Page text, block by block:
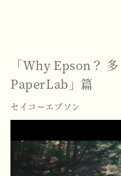
「Why Epson？
PaperLab」篇
セイコーエプソン